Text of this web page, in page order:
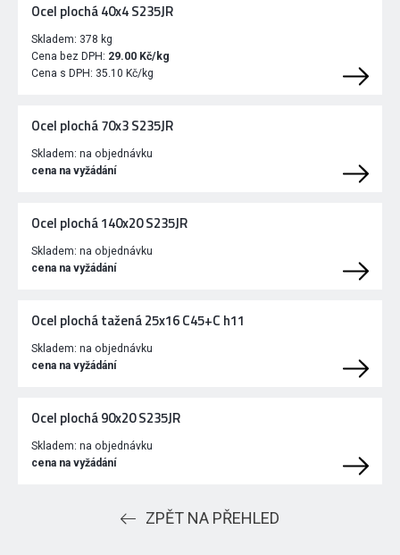
Ocel plochá 40x4 S235JR
Skladem: 378 kg
Cena bez DPH: 29.00 Kč/kg
Cena s DPH: 35.10 Kč/kg
Ocel plochá 70x3 S235JR
Skladem: na objednávku
cena na vyžádání
Ocel plochá 140x20 S235JR
Skladem: na objednávku
cena na vyžádání
Ocel plochá tažená 25x16 C45+C h11
Skladem: na objednávku
cena na vyžádání
Ocel plochá 90x20 S235JR
Skladem: na objednávku
cena na vyžádání
ZPĚT NA PŘEHLED